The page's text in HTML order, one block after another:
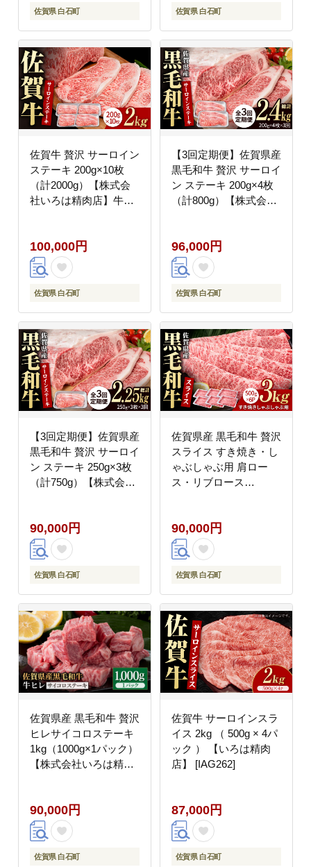
佐賀県 白石町 佐賀県 白石町
佐賀牛 贅沢 サーロイン
ステーキ 200g×10枚
（計2000g）【株式会
社いろは精肉店】牛肉
100,000円
佐賀県 白石町
【3回定期便】佐賀県産
黒毛和牛 贅沢 サーロイ
ン ステーキ 200g×4枚
（計800g）【株式会社
96,000円
佐賀県 白石町
【3回定期便】佐賀県産
黒毛和牛 贅沢 サーロイ
ン ステーキ 250g×3枚
（計750g）【株式会社
90,000円
佐賀県 白石町
佐賀県産 黒毛和牛 贅沢
スライス すき焼き・し
ゃぶしゃぶ用 肩ロー
ス・リブロース
店】佐賀産和牛 牛肉
[IAG010]
90,000円
佐賀県 白石町
佐賀県産 黒毛和牛 贅沢
ヒレサイコロステーキ
1kg（1000g×1パック）
【株式会社いろは精肉
90,000円
佐賀県 白石町
佐賀牛 サーロインスラ
イス 2kg （ 500g × 4パ
ック ） 【いろは精肉
店】 [IAG262]
87,000円
佐賀県 白石町